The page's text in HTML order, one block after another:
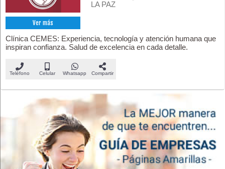
Ver más
LA PAZ
Clínica CEMES: Experiencia, tecnología y atención humana que
inspiran confianza. Salud de excelencia en cada detalle.
Teléfono Celular Whatsapp Compartir